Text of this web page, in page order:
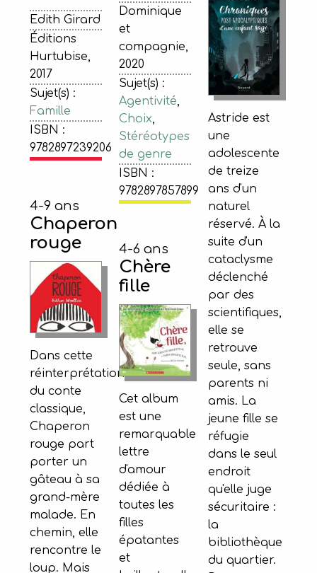
Edith Girard
Éditions
Hurtubise,
2017
Sujet(s) :
Famille
ISBN :
9782897239206
Dominique
et
compagnie,
2020
Sujet(s) :
Agentivité,
Choix,
Stéréotypes
de genre
ISBN :
9782897857899
4-9 ans
Chaperon
rouge
Dans cette
réinterprétation
du conte
classique,
Chaperon
rouge part
porter un
gâteau à sa
grand-mère
malade. En
chemin, elle
rencontre le
loup. Mais
4-6 ans
Chère
fille
Cet album
est une
remarquable
lettre
d'amour
dédiée à
toutes les
filles
épatantes
et
Astride est
une
adolescente
de treize
ans d'un
naturel
réservé. À la
suite d'un
cataclysme
déclenché
par des
scientifiques,
elle se
retrouve
seule, sans
parents ni
amis. La
jeune fille se
réfugie
dans le seul
endroit
qu'elle juge
sécuritaire :
la
bibliothèque
du quartier.